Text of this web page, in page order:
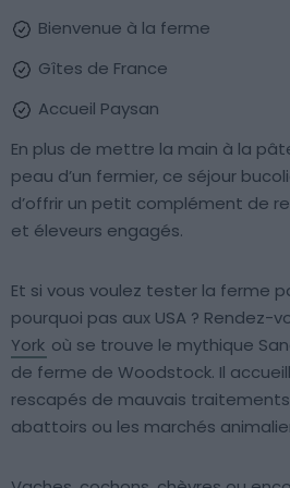
Bienvenue à la ferme
Gîtes de France
Accueil Paysan
En plus de mettre la main à la
peau d’un fermier, ce séjour
d’offrir un petit complément de
et éleveurs engagés.
Et si vous voulez tester la ferme
pourquoi pas aux USA ? Rendez-
York où se trouve le mythique
de ferme de Woodstock. Il
rescapés de mauvais
abattoirs ou les marchés